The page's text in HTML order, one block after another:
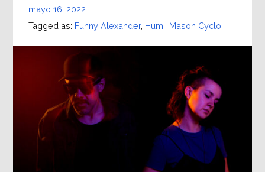
mayo 16, 2022
Tagged as: Funny Alexander, Humi Mason Cyclo